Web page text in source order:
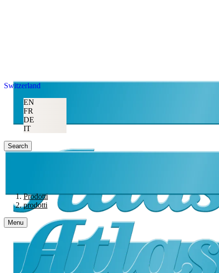
Switzerland
EN
FR
DE
IT
Search
Prodotti
prodotti
Menu